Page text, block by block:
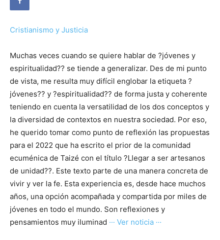
Cristianismo y Justicia
Muchas veces cuando se quiere hablar de ?jóvenes y
espiritualidad?? se tiende a generalizar. Des de mi punto
de vista, me resulta muy difícil englobar la etiqueta ?
jóvenes?? y ?espiritualidad?? de forma justa y coherente
teniendo en cuenta la versatilidad de los dos conceptos y
la diversidad de contextos en nuestra sociedad. Por eso,
he querido tomar como punto de reflexión las propuestas
para el 2022 que ha escrito el prior de la comunidad
ecuménica de Taizé con el título ?Llegar a ser artesanos
de unidad??. Este texto parte de una manera concreta de
vivir y ver la fe. Esta experiencia es, desde hace muchos
años, una opción acompañada y compartida por miles de
jóvenes en todo el mundo. Son reflexiones y
pensamientos muy iluminad ··· Ver noticia ···